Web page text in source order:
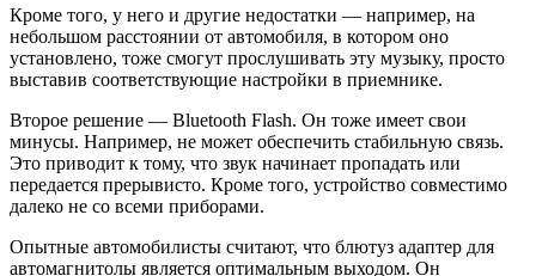
Кроме того, у него и другие недостатки — например, на
небольшом расстоянии от автомобиля, в котором оно
установлено, тоже смогут прослушивать эту музыку, просто
выставив соответствующие настройки в приемнике.
Второе решение — Bluetooth Flash. Он тоже имеет свои
минусы. Например, не может обеспечить стабильную связь.
Это приводит к тому, что звук начинает пропадать или
передается прерывисто. Кроме того, устройство совместимо
далеко не со всеми приборами.
Опытные автомобилисты считают, что блютуз адаптер для
автомагнитолы является оптимальным выходом. Он